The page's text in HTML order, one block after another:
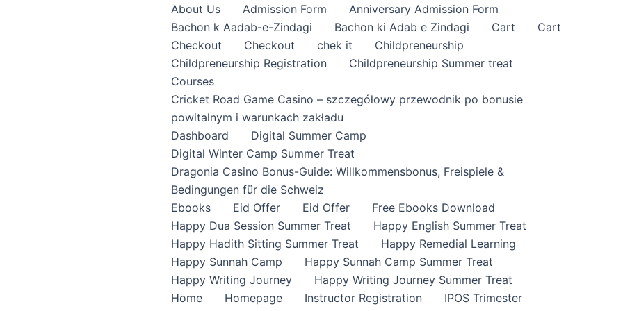
About Us Admission Form
Anniversary Admission Form
Bachon k Aadab-e-Zindagi
Bachon ki Adab e Zindagi Cart
Cart
Checkout
Checkout chek it
Childpreneurship
Childpreneurship Registration
Childpreneurship Summer treat
Courses
Cricket Road Game Casino – szczegółowy przewodnik po bonusie
powitalnym i warunkach zakładu
Dashboard
Digital Summer Camp
Digital Winter Camp Summer Treat
Dragonia Casino Bonus-Guide: Willkommensbonus, Freispiele &
Bedingungen für die Schweiz
Ebooks
Eid Offer Eid Offer
Free Ebooks Download
Happy Dua Session Summer Treat
Happy English Summer Treat
Happy Hadith Sitting Summer Treat
Happy Remedial Learning
Happy Sunnah Camp
Happy Sunnah Camp Summer Treat
Happy Writing Journey
Happy Writing Journey Summer Treat
Home
Homepage Instructor Registration
IPOS Trimester